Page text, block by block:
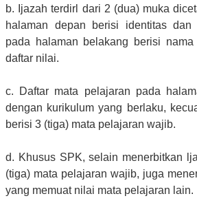
b. Ijazah terdirl dari 2 (dua) muka
halaman depan berisi identitas dan
pada halaman belakang berisi
daftar nilai.
c. Daftar mata pelajaran pada
dengan kurikulum yang berlaku,
berisi 3 (tiga) mata pelajaran wajib.
d. Khusus SPK, selain menerbitkan
(tiga) mata pelajaran wajib, juga
yang memuat nilai mata pelajaran lain.